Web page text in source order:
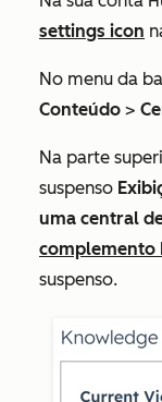
settings icon
No menu da
Conteúdo >
Na parte
suspenso
uma central
complemento
suspenso.